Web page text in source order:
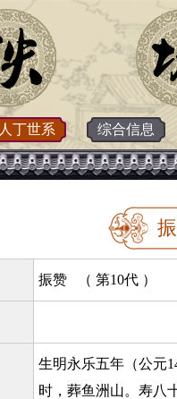
人丁世系 综合信息
振赞 （ 第10代 ）
生明永乐五年（公元
时，葬鱼洲山。寿八